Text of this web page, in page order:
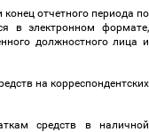
отчетного периода по
в электронном формате,
должностного лица и
на корреспондентских
средств в наличной